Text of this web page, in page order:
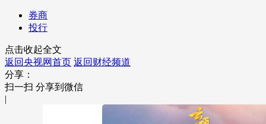
券商
投行
点击收起全文
返回央视网首页 返回财经频道
分享：
扫一扫 分享到微信
|